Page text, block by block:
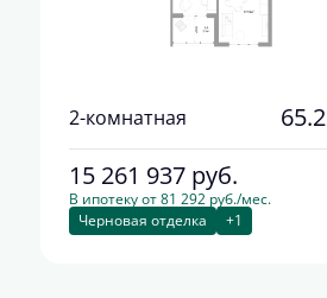
2-комнатная
15 261 937 руб.
В ипотеку от 81 292 руб./мес.
Черновая отделка
+1